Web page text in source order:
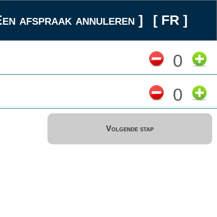
afspraak annuleren ] [ FR ]
0
0
Volgende stap